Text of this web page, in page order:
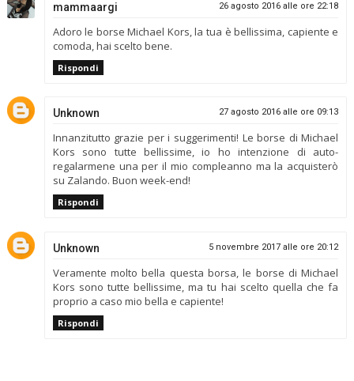
mammaargi 26 agosto 2016 alle ore 22:18
Adoro le borse Michael Kors, la tua è bellissima, capiente e
comoda, hai scelto bene.
Rispondi
Unknown 27 agosto 2016 alle ore 09:13
Innanzitutto grazie per i suggerimenti! Le borse di Michael
Kors sono tutte bellissime, io ho intenzione di auto-
regalarmene una per il mio compleanno ma la acquisterò
su Zalando. Buon week-end!
Rispondi
Unknown 5 novembre 2017 alle ore 20:12
Veramente molto bella questa borsa, le borse di Michael
Kors sono tutte bellissime, ma tu hai scelto quella che fa
proprio a caso mio bella e capiente!
Rispondi